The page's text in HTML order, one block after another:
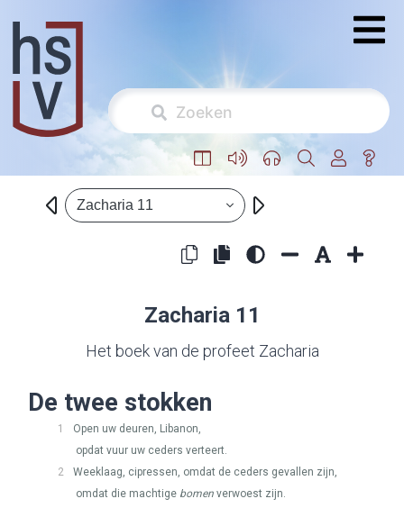
Zacharia 11
Zacharia 11
Het boek van de profeet Zacharia
De twee stokken
1
Open uw deuren, Libanon,
opdat vuur uw ceders verteert.
2
Weeklaag, cipressen, omdat de ceders gevallen zijn,
omdat die machtige bomen verwoest zijn.